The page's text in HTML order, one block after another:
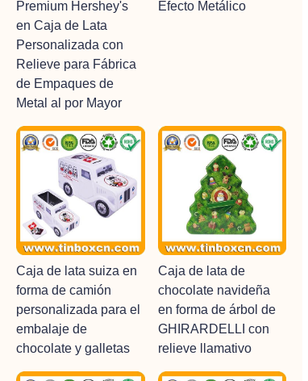
Premium Hershey's
en Caja de Lata
Personalizada con
Relieve para Fábrica
de Empaques de
Metal al por Mayor
Efecto Metálico
Caja de lata suiza en
forma de camión
personalizada para el
embalaje de
chocolate y galletas
Caja de lata de
chocolate navideña
en forma de árbol de
GHIRARDELLI con
relieve llamativo